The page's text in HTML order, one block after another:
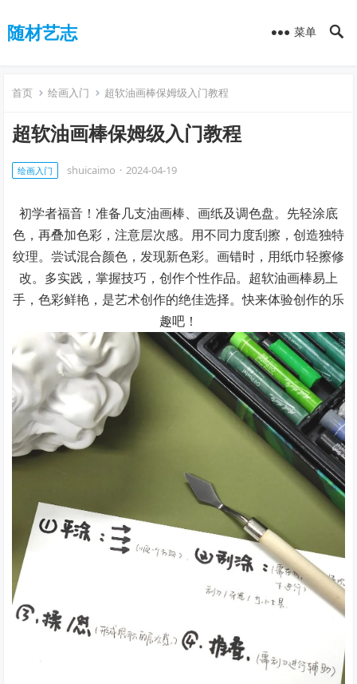
随材艺志 菜单
首页 绘画入门 超软油画棒保姆级入门教程
超软油画棒保姆级入门教程
绘画入门 shuicaimo · 2024-04-19
初学者福音！准备几支油画棒、画纸及调色盘。先轻涂底
色，再叠加色彩，注意层次感。用不同力度刮擦，创造独特
纹理。尝试混合颜色，发现新色彩。画错时，用纸巾轻擦修
改。多实践，掌握技巧，创作个性作品。超软油画棒易上
手，色彩鲜艳，是艺术创作的绝佳选择。快来体验创作的乐
趣吧！